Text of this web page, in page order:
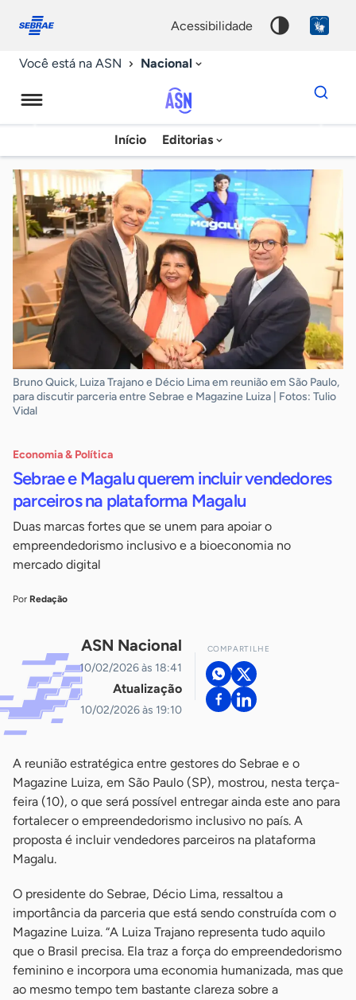
conosco
acessibilidade
Você está na ASN Nacional
Agência
Sebrae
de
Notícias
Início Editorias
Dados
para
chave
Bruno Quick, Luiza Trajano e Décio Lima em reunião em São Paulo,
para discutir parceria entre Sebrae e Magazine Luiza | Fotos: Tulio
Vidal
Economia & Política
Sebrae e Magalu querem incluir vendedores
parceiros na plataforma Magalu
Duas marcas fortes que se unem para apoiar o
empreendedorismo inclusivo e a bioeconomia no
mercado digital
Por Redação
ASN Nacional
10/02/2026 às 18:41
Atualização
10/02/2026 às 19:10
COMPARTILHE
A reunião estratégica entre gestores do Sebrae e o
Magazine Luiza, em São Paulo (SP), mostrou, nesta terça-
feira (10), o que será possível entregar ainda este ano para
fortalecer o empreendedorismo inclusivo no país. A
proposta é incluir vendedores parceiros na plataforma
Magalu.
O presidente do Sebrae, Décio Lima, ressaltou a
importância da parceria que está sendo construída com o
Magazine Luiza. “A Luiza Trajano representa tudo aquilo
que o Brasil precisa. Ela traz a força do empreendedorismo
feminino e incorpora uma economia humanizada, mas que
ao mesmo tempo tem bastante clareza sobre a